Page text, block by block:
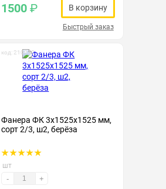
1500₽ В корзину
Быстрый заказ
код: 210032
Фанера ФК 3х1525х1525 мм,
сорт 2/3, ш2, берёза
шт
- +